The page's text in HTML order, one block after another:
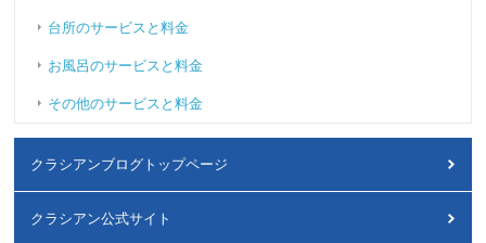
台所のサービスと料金
お風呂のサービスと料金
その他のサービスと料金
クラシアンブログトップページ
クラシアン公式サイト